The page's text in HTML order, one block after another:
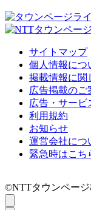
サイトマップ
個人情報につ
掲載情報に関
広告掲載のご
広告・サービ
利用規約
お知らせ
運営会社につ
緊急時はこち
©NTTタウンページ